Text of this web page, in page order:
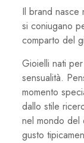
Il brand nasce
si coniugano
comparto del
Gioielli nati
sensualità.
momento
dallo stile
nel mondo del
gusto